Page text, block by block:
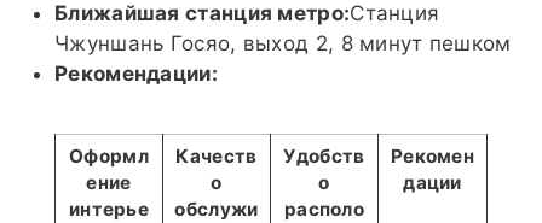
Ближайшая станция метро:Станция
Чжуншань Госяо, выход 2, 8 минут пешком
Рекомендации:
Оформл
ение
интерье
Качеств
о
обслужи
Удобств
о
располо
Рекомен
дации